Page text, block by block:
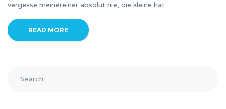
vergesse meinereiner absolut nie, die kleine hat.
READ MORE